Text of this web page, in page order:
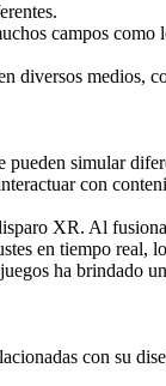
campos como
diversos medios,
simular
con
XR. Al
en tiempo real,
ha brindado
con su